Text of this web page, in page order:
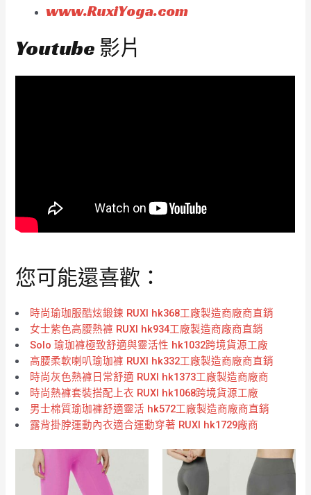
www.RuxiYoga.com
Youtube 影片
您可能還喜歡：
時尚瑜珈服酷炫鍛鍊 RUXI hk368工廠製造商廠商直銷
女士紫色高腰熱褲 RUXI hk934工廠製造商廠商直銷
Solo 瑜珈褲極致舒適與靈活性 hk1032跨境貨源工廠
高腰柔軟喇叭瑜珈褲 RUXI hk332工廠製造商廠商直銷
時尚灰色熱褲日常舒適 RUXI hk1373工廠製造商廠商
時尚熱褲套裝搭配上衣 RUXI hk1068跨境貨源工廠
男士棉質瑜珈褲舒適靈活 hk572工廠製造商廠商直銷
露背掛脖運動內衣適合運動穿著 RUXI hk1729廠商